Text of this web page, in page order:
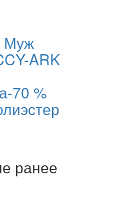
Муж
ARK
70 %
ранее